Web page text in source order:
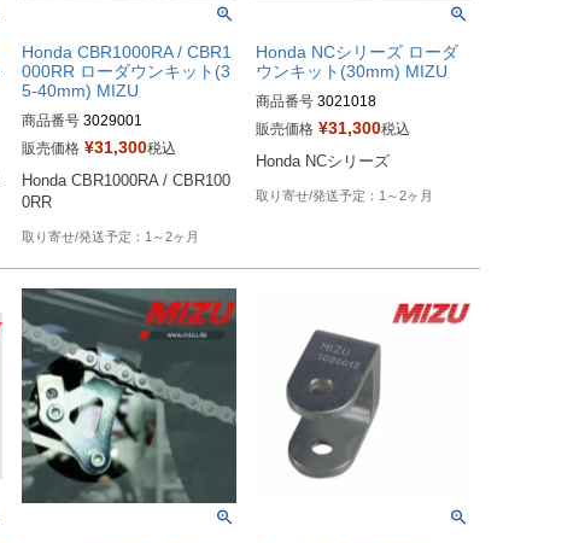
Honda CBR1000RA / CBR1
000RR ローダウンキット(3
5-40mm) MIZU
商品番号 3029001
販売価格 ¥31,300税込
Honda CBR1000RA / CBR100
0RR
1～2ヶ月
Honda NCシリーズ ローダ
ウンキット(30mm) MIZU
商品番号 3021018
販売価格 ¥31,300税込
Honda NCシリーズ
1～2ヶ月